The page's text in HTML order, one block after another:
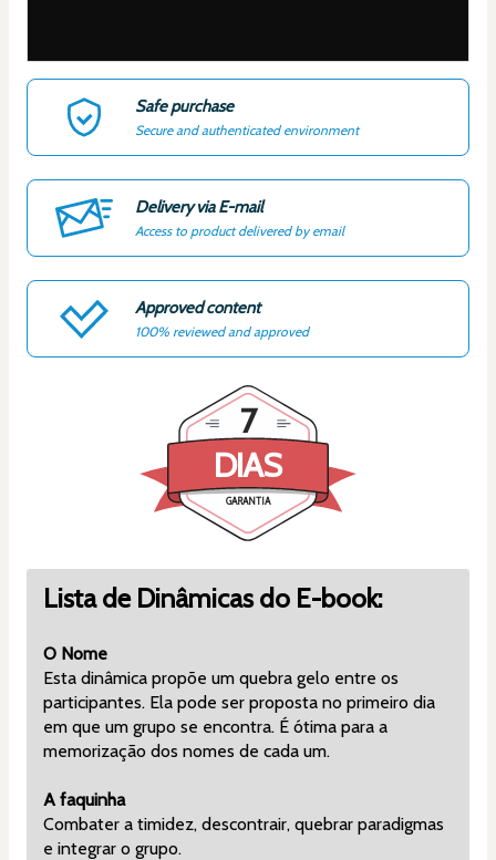
Safe purchase
Secure and authenticated environment
Delivery via E-mail
Access to product delivered by email
Approved content
100% reviewed and approved
DIAS
GARANTIA
7
Lista de Dinâmicas do E-book:
O Nome
Esta dinâmica propõe um quebra gelo entre os
participantes. Ela pode ser proposta no primeiro dia
em que um grupo se encontra. É ótima para a
memorização dos nomes de cada um.
A faquinha
Combater a timidez, descontrair, quebrar paradigmas
e integrar o grupo.